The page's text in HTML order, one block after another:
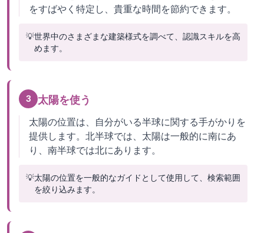
をすばやく特定し、貴重な時間を節約できます。
💡世界中のさまざまな建築様式を調べて、認識スキルを高
めます。
3 太陽を使う
太陽の位置は、自分がいる半球に関する手がかりを
提供します。北半球では、太陽は一般的に南にあ
り、南半球では北にあります。
💡太陽の位置を一般的なガイドとして使用して、検索範囲
を絞り込みます。